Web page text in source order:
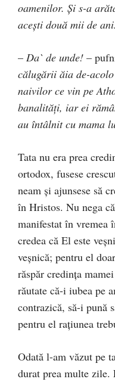
oamenilor. Şi s-a
aceşti două mii de ani.
– Da` de unde! –
călugării ăia de-
naivilor ce vin pe
banalităţi, iar ei
au întâlnit cu mama
Tata nu era prea
ortodox, fusese
neam şi ajunsese să
în Hristos. Nu nega
manifestat în vremea
credea că El este
veşnică; pentru el
răspăr credinţa
răutate că-i iubea pe
contrazică, să-i pună
pentru el raţiunea
Odată l-am văzut pe
durat prea multe